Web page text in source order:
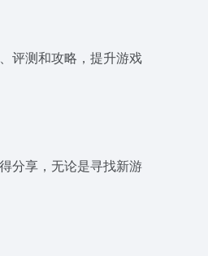
评测和攻略，提升游戏
分享，无论是寻找新游